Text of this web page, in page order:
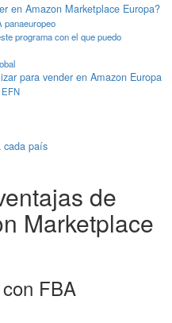
en Amazon Marketplace Europa?
panaeuropeo
programa con el que puedo
para vender en Amazon Europa
cada país
de
Marketplace
FBA